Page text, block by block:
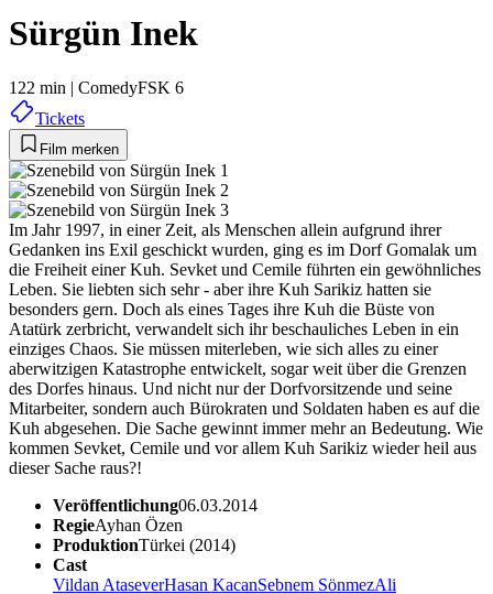
Sürgün Inek
122 min | ComedyFSK 6
Tickets
Film merken
Im Jahr 1997, in einer Zeit, als Menschen allein aufgrund ihrer
Gedanken ins Exil geschickt wurden, ging es im Dorf Gomalak um
die Freiheit einer Kuh. Sevket und Cemile führten ein gewöhnliches
Leben. Sie liebten sich sehr - aber ihre Kuh Sarikiz hatten sie
besonders gern. Doch als eines Tages ihre Kuh die Büste von
Atatürk zerbricht, verwandelt sich ihr beschauliches Leben in ein
einziges Chaos. Sie müssen miterleben, wie sich alles zu einer
aberwitzigen Katastrophe entwickelt, sogar weit über die Grenzen
des Dorfes hinaus. Und nicht nur der Dorfvorsitzende und seine
Mitarbeiter, sondern auch Bürokraten und Soldaten haben es auf die
Kuh abgesehen. Die Sache gewinnt immer mehr an Bedeutung. Wie
kommen Sevket, Cemile und vor allem Kuh Sarikiz wieder heil aus
dieser Sache raus?!
Veröffentlichung06.03.2014
RegieAyhan Özen
ProduktionTürkei (2014)
Cast
Vildan AtaseverHasan KacanSebnem SönmezAli